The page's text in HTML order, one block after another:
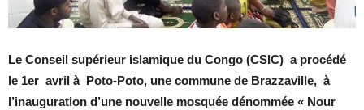
Le Conseil supérieur islamique du Congo (CSIC) a procédé
le 1er avril à Poto-Poto, une commune de Brazzaville, à
l’inauguration d’une nouvelle mosquée dénommée « Nour